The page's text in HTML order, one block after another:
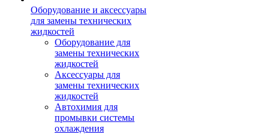
Оборудование и аксессуары
для замены технических
жидкостей
Оборудование для
замены технических
жидкостей
Аксессуары для
замены технических
жидкостей
Автохимия для
промывки системы
охлаждения